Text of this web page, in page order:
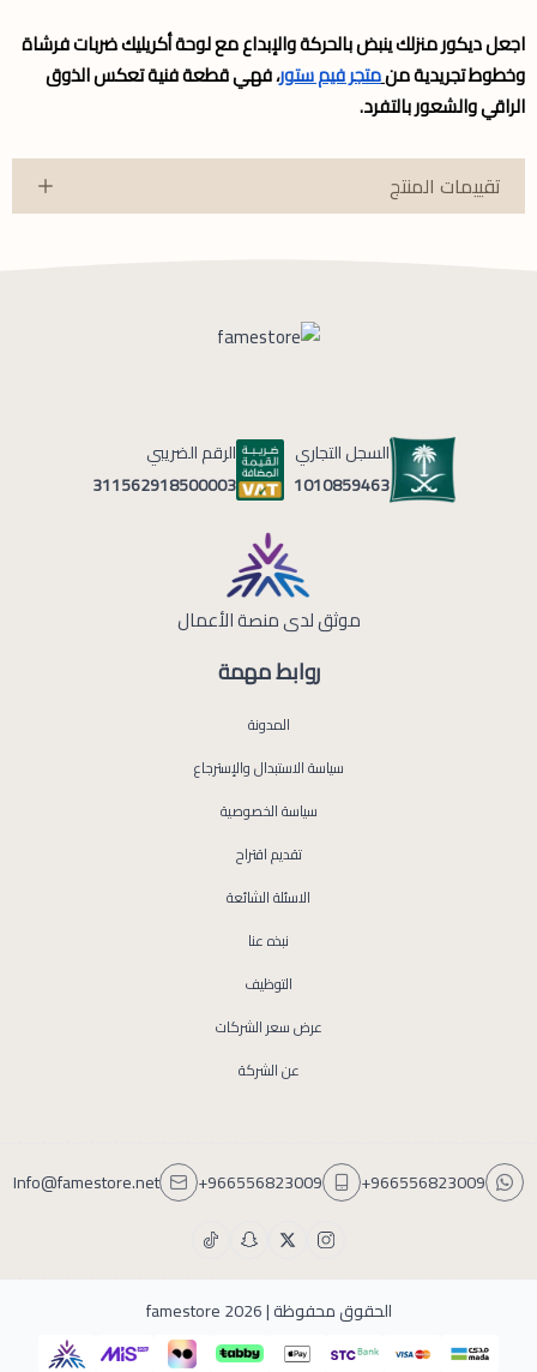
اجعل ديكور منزلك ينبض بالحركة والإبداع مع لوحة أكريليك ضربات فرشاة
وخطوط تجريدية منمتجر فيم ستور، فهي قطعة فنية تعكس الذوق
الراقي والشعور بالتفرد.
تقييمات المنتج
روابط مهمة
المدونة
سياسة الاستبدال والإسترجاع
سياسة الخصوصية
تقديم اقتراح
الاسئلة الشائعة
نبذه عنا
التوظيف
عرض سعر الشركات
عن الشركة
السجل التجاري
1010859463
الرقم الضريبي
311562918500003
موثق لدى منصة الأعمال
+966556823009
+966556823009
Info@famestore.net
الحقوق محفوظة | 2026 famestore